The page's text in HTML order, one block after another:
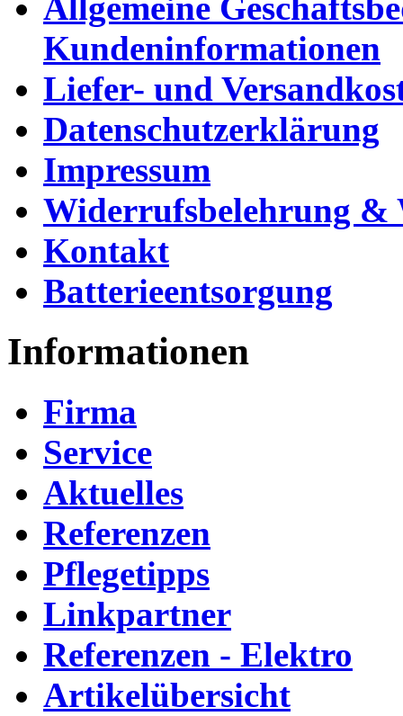
Allgemeine
Kundeninformationen
Liefer- und
Datenschutzerklärung
Impressum
Widerrufsbelehrung
Kontakt
Batterieentsorgung
Informationen
Firma
Service
Aktuelles
Referenzen
Pflegetipps
Linkpartner
Referenzen - Elektro
Artikelübersicht